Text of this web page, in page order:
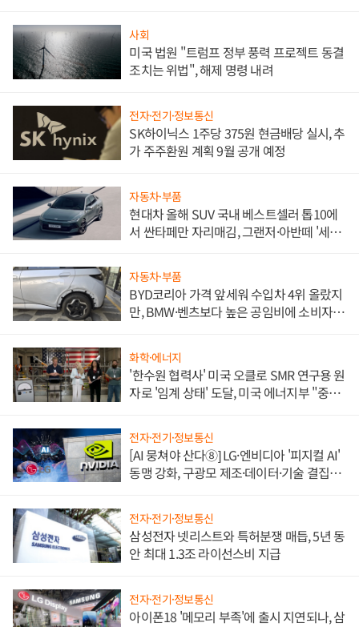
사회
미국 법원 "트럼프 정부 풍력 프로젝트 동결
조치는 위법", 해제 명령 내려
전자·전기·정보통신
SK하이닉스 1주당 375원 현금배당 실시, 추
가 주주환원 계획 9월 공개 예정
자동차·부품
현대차 올해 SUV 국내 베스트셀러 톱10에
서 싼타페만 자리매김, 그랜저·아반떼 '세단
자동차·부품
BYD코리아 가격 앞세워 수입차 4위 올랐지
만, BMW·벤츠보다 높은 공임비에 소비자
화학·에너지
'한수원 협력사' 미국 오클로 SMR 연구용 원
자로 '임계 상태' 도달, 미국 에너지부 "중요
전자·전기·정보통신
[AI 뭉쳐야 산다⑧] LG·엔비디아 '피지컬 AI'
동맹 강화, 구광모 제조·데이터·기술 결집
전자·전기·정보통신
삼성전자 넷리스트와 특허분쟁 매듭, 5년 동
안 최대 1.3조 라이선스비 지급
전자·전기·정보통신
아이폰18 '메모리 부족'에 출시 지연되나, 삼